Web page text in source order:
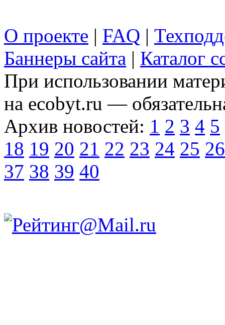
О проекте | FAQ |
Баннеры сайта | Каталог
При использовании
на ecobyt.ru —
Архив новостей: 1 2 3 4 5
18 19 20 21 22 23 24 25 26
37 38 39 40